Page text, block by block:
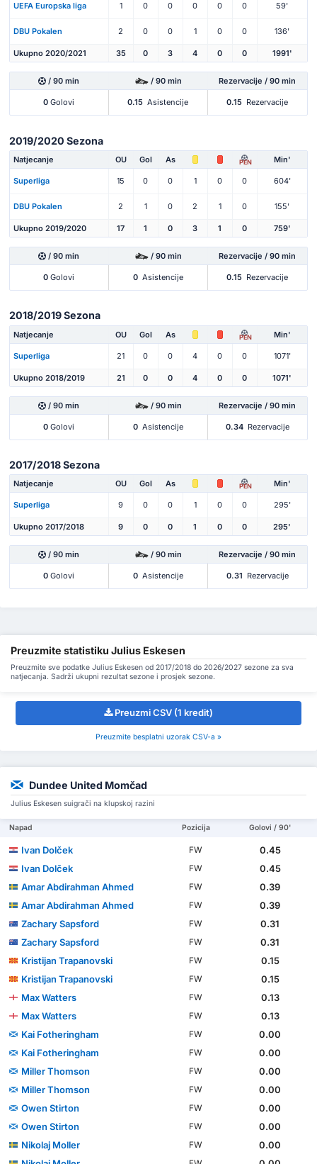
UEFA Europska liga 1 0 0 0 0 0 59'
DBU Pokalen 2 0 0 1 0 0 136'
Ukupno 2020/2021 35 0 3 4 0 0 1991'
/ 90 min / 90 min Rezervacije / 90 min
0 Golovi 0.15 Asistencije 0.15 Rezervacije
2019/2020 Sezona
Natjecanje OU Gol As PEN Min'
Superliga 15 0 0 1 0 0 604'
DBU Pokalen 2 1 0 2 1 0 155'
Ukupno 2019/2020 17 1 0 3 1 0 759'
/ 90 min / 90 min Rezervacije / 90 min
0 Golovi 0 Asistencije 0.15 Rezervacije
2018/2019 Sezona
Natjecanje OU Gol As PEN Min'
Superliga 21 0 0 4 0 0 1071'
Ukupno 2018/2019 21 0 0 4 0 0 1071'
/ 90 min / 90 min Rezervacije / 90 min
0 Golovi 0 Asistencije 0.34 Rezervacije
2017/2018 Sezona
Natjecanje OU Gol As PEN Min'
Superliga 9 0 0 1 0 0 295'
Ukupno 2017/2018 9 0 0 1 0 0 295'
/ 90 min / 90 min Rezervacije / 90 min
0 Golovi 0 Asistencije 0.31 Rezervacije
Preuzmite statistiku Julius Eskesen
Preuzmite sve podatke Julius Eskesen od 2017/2018 do 2026/2027 sezone za sva
natjecanja. Sadrži ukupni rezultat sezone i prosjek sezone.
Preuzmi CSV (1 kredit)
Preuzmite besplatni uzorak CSV-a »
Dundee United Momčad
Julius Eskesen suigrači na klupskoj razini
Napad Pozicija Golovi / 90'
Ivan Dolček FW
0.45
Ivan Dolček
FW
0.45
Amar Abdirahman Ahmed
FW
0.39
Amar Abdirahman Ahmed
FW
0.39
Zachary Sapsford
FW
0.31
Zachary Sapsford
FW
0.31
Kristijan Trapanovski
FW
0.15
Kristijan Trapanovski
FW
0.15
Max Watters
FW
0.13
Max Watters
FW
0.13
Kai Fotheringham
FW
0.00
Kai Fotheringham
FW
0.00
Miller Thomson
FW
0.00
Miller Thomson
FW
0.00
Owen Stirton
FW
0.00
Owen Stirton
FW
0.00
Nikolaj Moller
FW
0.00